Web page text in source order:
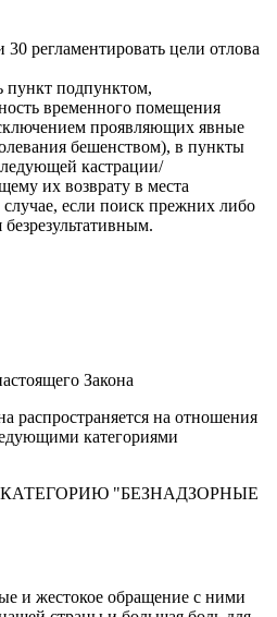
регламентировать цели отлова
пункт подпунктом,
временного помещения
проявляющих явные
бешенством), в пункты
кастрации/
их возврату в места
если поиск прежних либо
Закона
распространяется на отношения
категориями
КАТЕГОРИЮ "БЕЗНАДЗОРНЫЕ
жестокое обращение с ними